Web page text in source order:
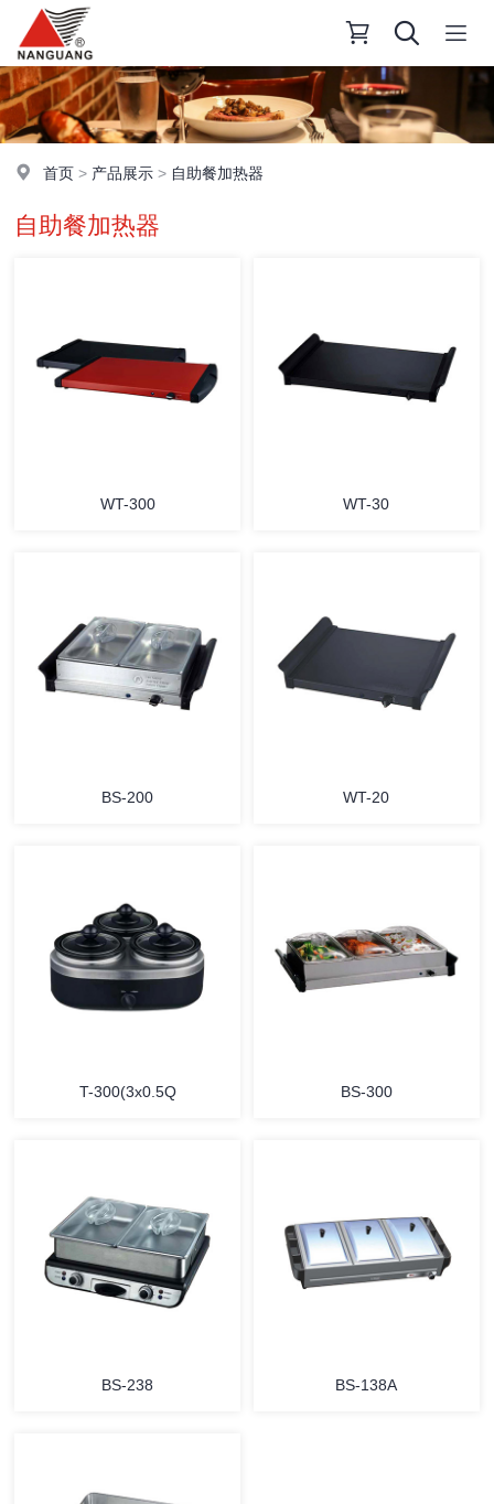
首页 > 产品展示 > 自助餐加热器
自助餐加热器
详情
WT-300 WT-30
详情
BS-200
详情
WT-20
详情
T-300(3x0.5Q
详情
BS-300
BS-238 BS-138A